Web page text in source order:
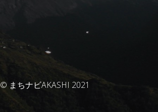
© まちナビAKASHI 2021